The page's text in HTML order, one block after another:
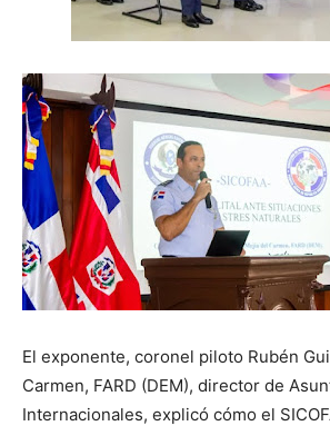
El exponente, coronel piloto Rubén
Carmen, FARD (DEM), director de
Internacionales, explicó cómo el